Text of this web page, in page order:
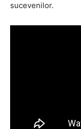
sucevenilor.